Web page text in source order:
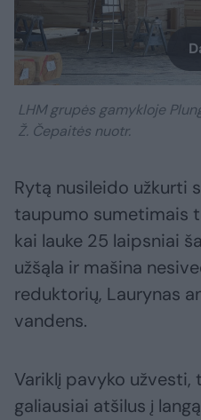
LHM grupės gamykloje
Ž. Čepaitės nuotr.
Rytą nusileido užkurti
taupumo sumetimais
kai lauke 25 laipsniai
užšąla ir mašina
reduktorių, Laurynas
vandens.
Variklį pavyko užvesti,
galiausiai atšilus į